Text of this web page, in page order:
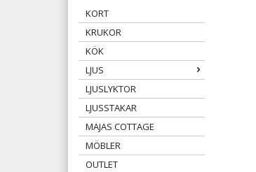
KORT
KRUKOR
KÖK
LJUS
LJUSLYKTOR
LJUSSTAKAR
MAJAS COTTAGE
MÖBLER
OUTLET